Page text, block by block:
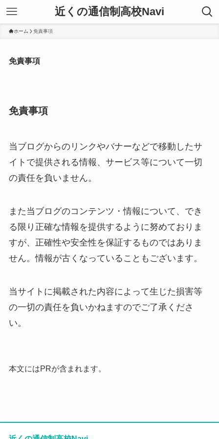
近くの通信制高校Navi
ホーム 免責事項
免責事項
免責事項
当ブログからのリンクやバナーなどで移動したサ
イトで提供される情報、サービス等について一切
の責任を負いません。
また当ブログのコンテンツ・情報について、でき
る限り正確な情報を提供するように努めておりま
すが、正確性や安全性を保証するものではありま
せん。情報が古くなっていることもございます。
当サイトに掲載された内容によって生じた損害等
の一切の責任を負いかねますのでご了承くださ
い。
本文にはPRが含まれます。